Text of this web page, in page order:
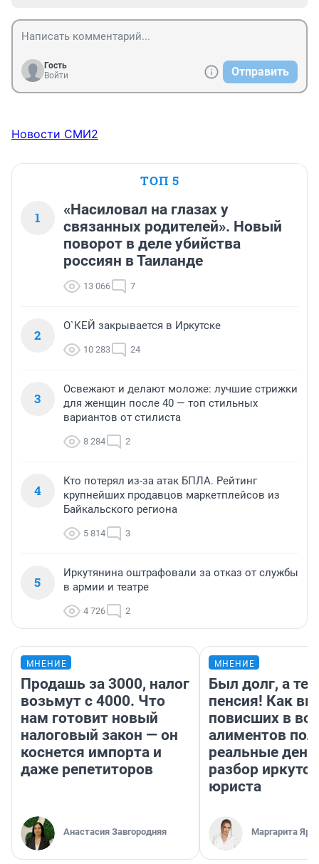
Гость
Войти
Отправить
Новости СМИ2
ТОП 5
1
«Насиловал на глазах у
связанных родителей». Новый
поворот в деле убийства
россиян в Таиланде
13 066 7
2
О`КЕЙ закрывается в Иркутске
10 283 24
3
Освежают и делают моложе: лучшие стрижки
для женщин после 40 — топ стильных
вариантов от стилиста
8 284 2
4
Кто потерял из-за атак БПЛА. Рейтинг
крупнейших продавцов маркетплейсов из
Байкальского региона
5 814 3
5
Иркутянина оштрафовали за отказ от службы
в армии и театре
4 726 2
МНЕНИЕ
Продашь за 3000, налог
возьмут с 4000. Что
нам готовит новый
налоговый закон — он
коснется импорта и
даже репетиторов
Анастасия Завгородняя
МНЕНИЕ
Был долг, а
пенсия! Как
повисших в
алиментов
реальные
разбор
юриста
Маргарита